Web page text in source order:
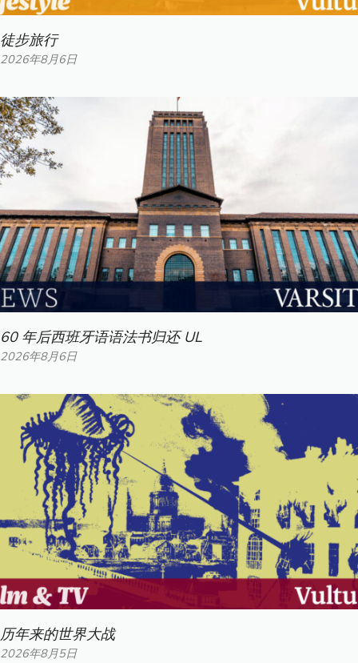
徒步旅行
2026年8月6日
60 年后西班牙语语法书归还 UL
2026年8月6日
历年来的世界大战
2026年8月5日